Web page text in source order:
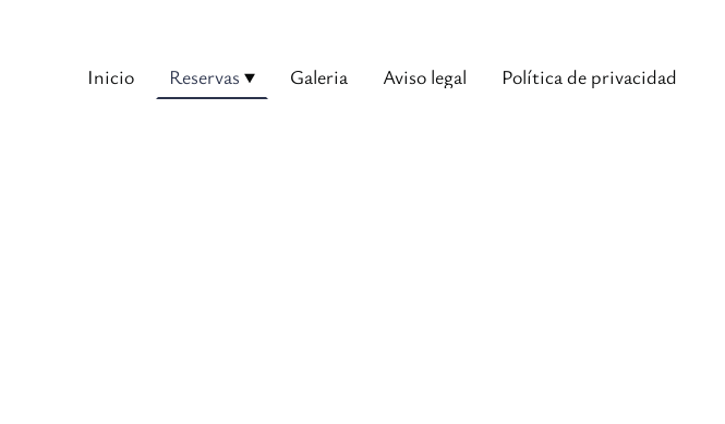
Inicio Reservas Galeria Aviso legal Política de privacidad